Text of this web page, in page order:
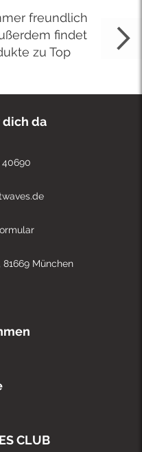
freundlich
findet
zu Top
da
40690
München
CLUB